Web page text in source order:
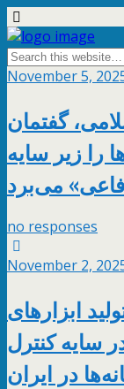
November 5,
گفتمان
را زیر سایه
می‌برد
no responses
November 2,
ابزارهای
سایه کنترل
در ایران